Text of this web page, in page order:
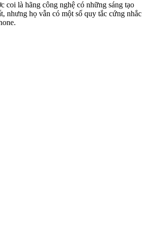
coi là hãng công nghệ có những sáng tạo
nhưng họ vẫn có một số quy tắc cứng nhắc